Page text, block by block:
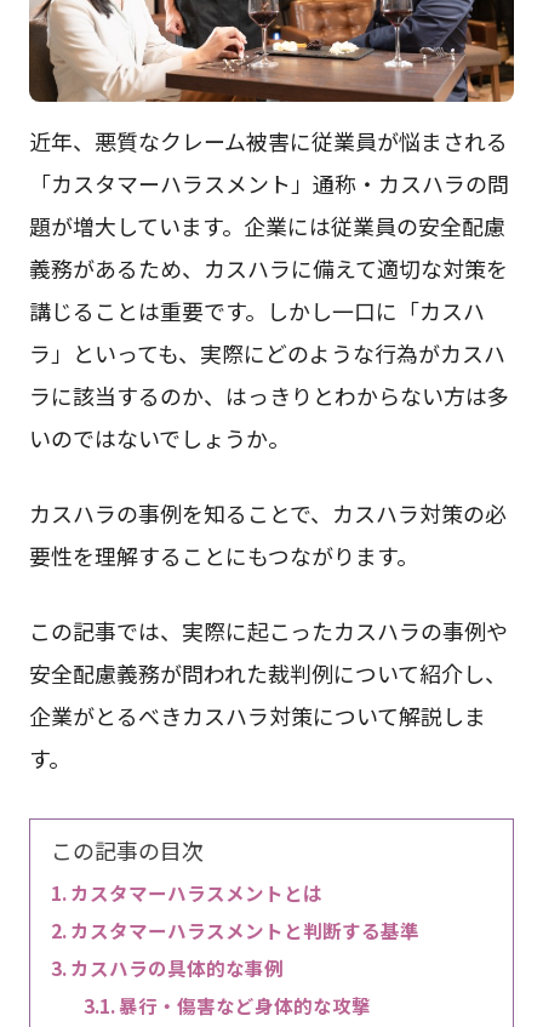
近年、悪質なクレーム被害に従業員が悩まされる
「カスタマーハラスメント」通称・カスハラの問
題が増大しています。企業には従業員の安全配慮
義務があるため、カスハラに備えて適切な対策を
講じることは重要です。しかし一口に「カスハ
ラ」といっても、実際にどのような行為がカスハ
ラに該当するのか、はっきりとわからない方は多
いのではないでしょうか。
カスハラの事例を知ることで、カスハラ対策の必
要性を理解することにもつながります。
この記事では、実際に起こったカスハラの事例や
安全配慮義務が問われた裁判例について紹介し、
企業がとるべきカスハラ対策について解説しま
す。
この記事の目次
カスタマーハラスメントとは
カスタマーハラスメントと判断する基準
カスハラの具体的な事例
暴行・傷害など身体的な攻撃